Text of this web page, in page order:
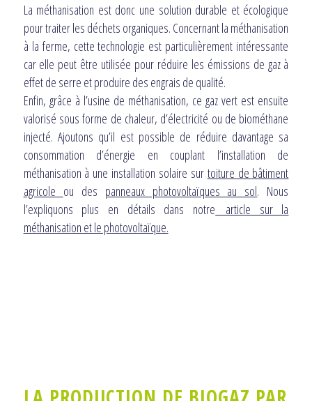
La méthanisation est donc une solution durable et écologique
pour traiter les déchets organiques. Concernant la méthanisation
à la ferme, cette technologie est particulièrement intéressante
car elle peut être utilisée pour réduire les émissions de gaz à
effet de serre et produire des engrais de qualité.
Enfin, grâce à l’usine de méthanisation, ce gaz vert est ensuite
valorisé sous forme de chaleur, d’électricité ou de biométhane
injecté. Ajoutons qu’il est possible de réduire davantage sa
consommation d’énergie en couplant l’installation de
méthanisation à une installation solaire sur toiture de bâtiment
agricole ou des panneaux photovoltaïques au sol. Nous
l’expliquons plus en détails dans notre article sur la
méthanisation et le photovoltaïque.